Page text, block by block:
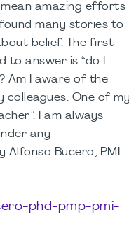
amazing efforts
many stories to
belief. The first
to answer is “do I
Am I aware of the
colleagues. One of my
I am always
any
Bucero, PMI
phd-pmp-pmi-